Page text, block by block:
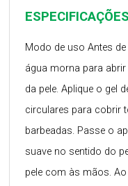
ESPECIFICAÇÕES
Modo de uso Antes
água morna para
da pele. Aplique o gel
circulares para cobrir
barbeadas. Passe o
suave no sentido do
pele com às mãos.